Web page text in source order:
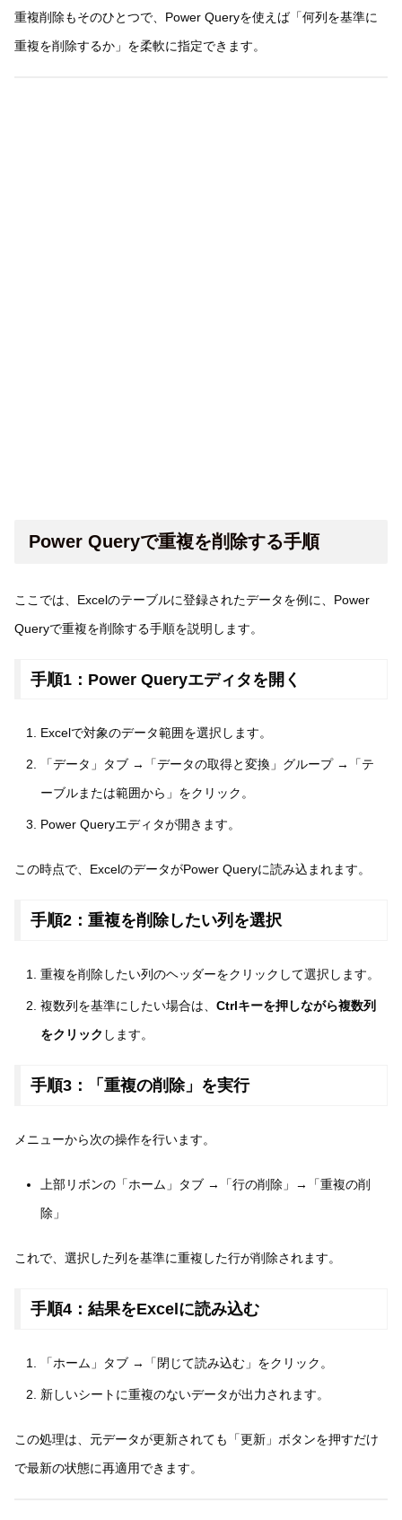
重複削除もそのひとつで、Power Queryを使えば「何列を基準に
重複を削除するか」を柔軟に指定できます。
Power Queryで重複を削除する手順
ここでは、Excelのテーブルに登録されたデータを例に、Power
Queryで重複を削除する手順を説明します。
手順1：Power Queryエディタを開く
Excelで対象のデータ範囲を選択します。
「データ」タブ →「データの取得と変換」グループ →「テ
ーブルまたは範囲から」をクリック。
Power Queryエディタが開きます。
この時点で、ExcelのデータがPower Queryに読み込まれます。
手順2：重複を削除したい列を選択
重複を削除したい列のヘッダーをクリックして選択します。
複数列を基準にしたい場合は、 Ctrlキーを押しながら複数列
をクリック します。
手順3：「重複の削除」を実行
メニューから次の操作を行います。
上部リボンの「ホーム」タブ →「行の削除」→「重複の削
除」
これで、選択した列を基準に重複した行が削除されます。
手順4：結果をExcelに読み込む
「ホーム」タブ →「閉じて読み込む」をクリック。
新しいシートに重複のないデータが出力されます。
この処理は、元データが更新されても「更新」ボタンを押すだけ
で最新の状態に再適用できます。